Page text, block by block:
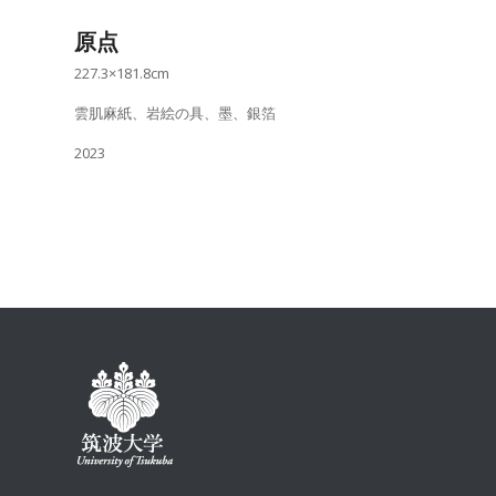
原点
227.3×181.8cm
雲肌麻紙、岩絵の具、墨、銀箔
2023